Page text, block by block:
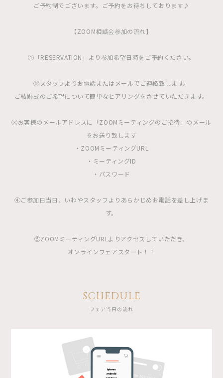
ご予約制でございます。ご予約をお待ちしております♪
【ZOOM相談会参加の流れ】
①「RESERVATION」より参加希望日時をご予約ください。
②スタッフよりお電話またはメールでご連絡致します。
ご結婚式のご希望について簡単なヒアリングをさせていただきます。
③お客様のメールアドレスに「ZOOMミーティングのご招待」のメール
をお送り致します
・ZOOMミーティングURL
・ミーティングID
・パスワード
④ご参加日当日、いわやスタッフよりあらかじめお電話を差し上げま
す。
⑤ZOOMミーティングURLよりアクセスしていただき、
オンラインフェアスタート！！
SCHEDULE
フェア当日の流れ